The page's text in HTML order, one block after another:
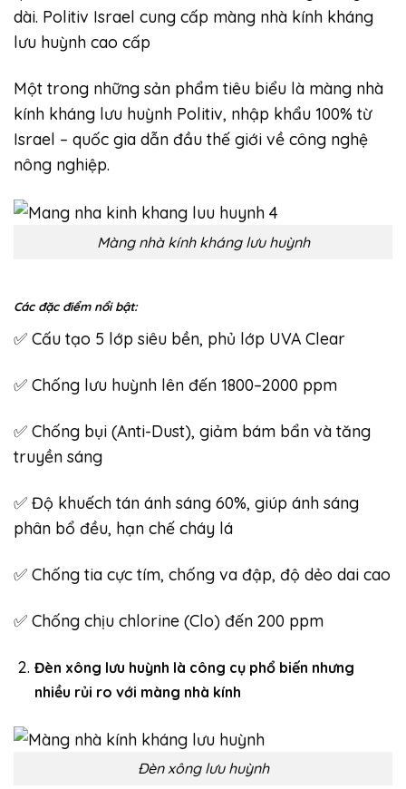
dài. Politiv Israel cung cấp màng nhà kính kháng
lưu huỳnh cao cấp
Một trong những sản phẩm tiêu biểu là màng nhà
kính kháng lưu huỳnh Politiv, nhập khẩu 100% từ
Israel – quốc gia dẫn đầu thế giới về công nghệ
nông nghiệp.
Màng nhà kính kháng lưu huỳnh
Các đặc điểm nổi bật:
✅ Cấu tạo 5 lớp siêu bền, phủ lớp UVA Clear
✅ Chống lưu huỳnh lên đến 1800–2000 ppm
✅ Chống bụi (Anti-Dust), giảm bám bẩn và tăng
truyền sáng
✅ Độ khuếch tán ánh sáng 60%, giúp ánh sáng
phân bổ đều, hạn chế cháy lá
✅ Chống tia cực tím, chống va đập, độ dẻo dai cao
✅ Chống chịu chlorine (Clo) đến 200 ppm
Đèn xông lưu huỳnh là công cụ phổ biến nhưng
nhiều rủi ro với màng nhà kính
Đèn xông lưu huỳnh